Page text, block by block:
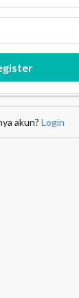
akun? Login